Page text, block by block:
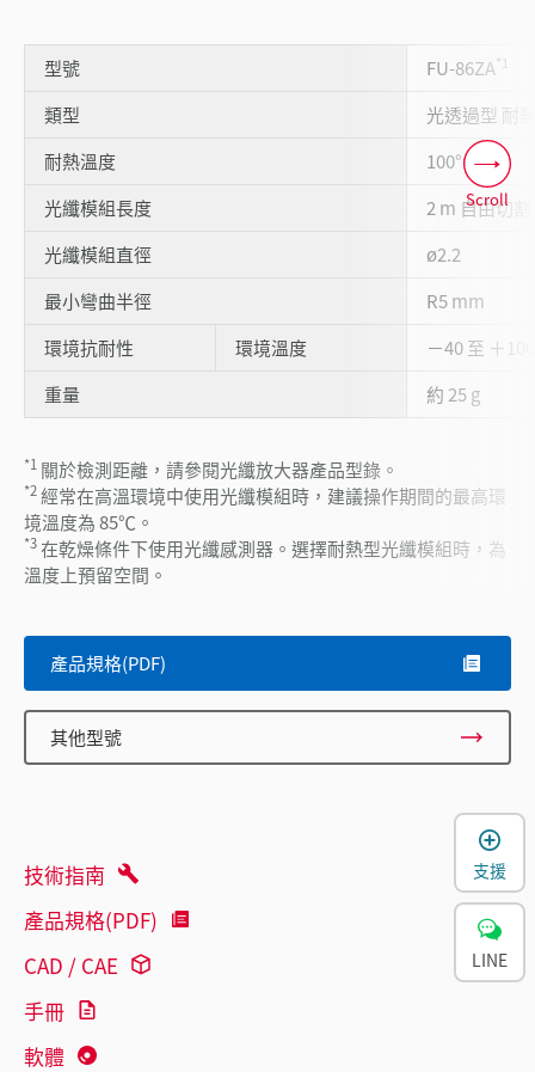
型號 FU-86ZA*1
類型
光透過型 耐
耐熱溫度
100°C *3
光纖模組長度
2 m 自由切割
光纖模組直徑
ø2.2
最小彎曲半徑
R5 mm
環境抗耐性
環境溫度
－40 至 ＋
重量
約 25 g
*1 關於檢測距離，請參閱光纖放大器產品型錄。
*2經常在高溫環境中使用光纖模組時，建議操作期間的最高環
境溫度為 85℃。
*3在乾燥條件下使用光纖感測器。選擇耐熱型光纖模組時，為
溫度上預留空間。
Scroll
產品規格(PDF)
其他型號
技術指南
產品規格(PDF)
CAD / CAE
手冊
軟體
支援
LINE